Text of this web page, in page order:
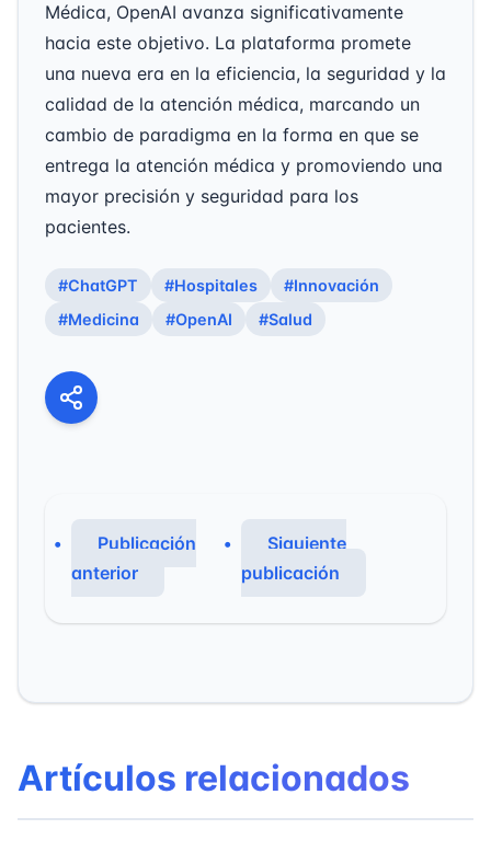
Médica, OpenAI avanza significativamente
hacia este objetivo. La plataforma promete
una nueva era en la eficiencia, la seguridad y la
calidad de la atención médica, marcando un
cambio de paradigma en la forma en que se
entrega la atención médica y promoviendo una
mayor precisión y seguridad para los
pacientes.
#ChatGPT #Hospitales
#Innovación
#Medicina
#OpenAI #Salud
Publicación
anterior
Siguiente
publicación
Artículos relacionados